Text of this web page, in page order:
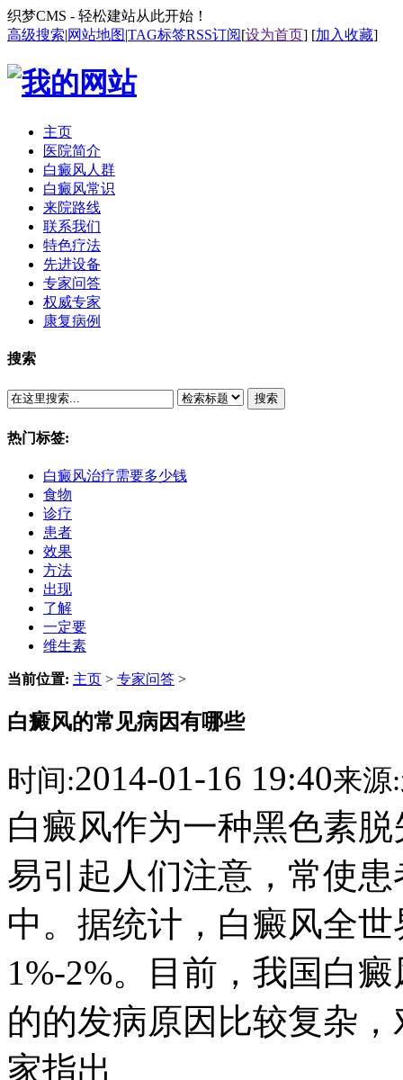
织梦CMS - 轻松建站从此开始！
高级搜索|网站地图|TAG标签RSS订阅[设为首页] [加入收藏]
主页
医院简介
白癜风人群
白癜风常识
来院路线
联系我们
特色疗法
先进设备
专家问答
权威专家
康复病例
搜索
搜索
热门标签:
白癜风治疗需要多少钱
食物
诊疗
患者
效果
方法
出现
了解
一定要
维生素
当前位置: 主页 > 专家问答 >
白癜风的常见病因有哪些
时间:2014-01-16 19:40来源:
白癜风作为一种黑色素
易引起人们注意，常使
中。据统计，白癜风全
1%-2%。目前，我国白
的的发病原因比较复杂
家指出